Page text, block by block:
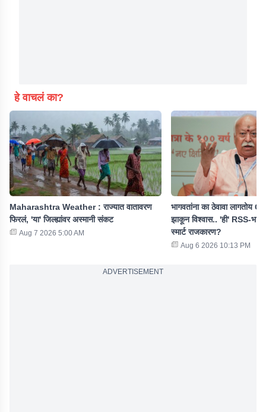
हे वाचलं का?
Maharashtra Weather : राज्यात वातावरण
फिरलं, 'या' जिल्ह्यांवर अस्मानी संकट
Aug 7 2026 5:00 AM
भागवतांना का ठेवावा लागतोय
झाकून विश्वास.. 'ही' RSS-
स्मार्ट राजकारण?
Aug 6 2026 10:13 PM
ADVERTISEMENT